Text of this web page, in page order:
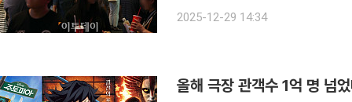
복세를 보이기 시작한 2022년 이후
2025-12-29 14:34